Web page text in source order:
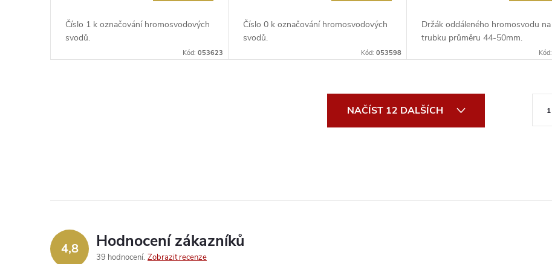
Číslo 1 k označování hromosvodových
svodů.
Kód:053623
Číslo 0 k označování hromosvodových
svodů.
Kód: 053598
Držák oddáleného hromosvodu na
trubku průměru 44-50mm.
Kód:
d
a
c
NAČÍST 12 DALŠÍCH
k
1
4,8 Hodnocení zákazníků
39 hodnocení Zobrazit recenze